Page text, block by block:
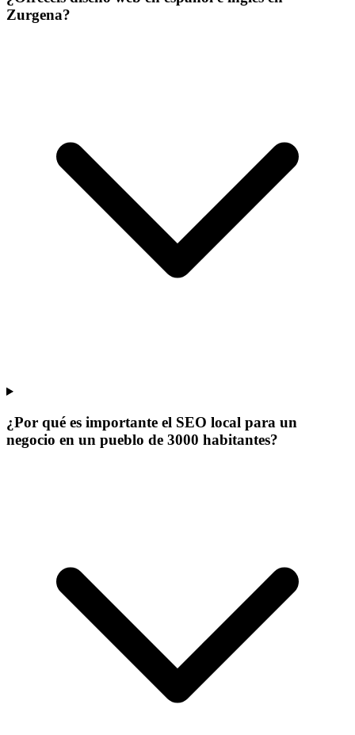
Zurgena?
¿Por qué es importante el SEO local para un
negocio en un pueblo de 3000 habitantes?